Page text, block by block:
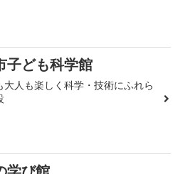
子ども科学館
大人も楽しく科学・技術にふれら